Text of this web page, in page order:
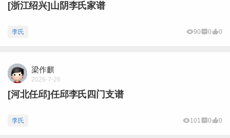
[浙江绍兴]山阴李氏家谱
李氏 90 0 0
梁作麒
2026-7-26
[河北任邱]任邱李氏四门支谱
李氏 101 0 0